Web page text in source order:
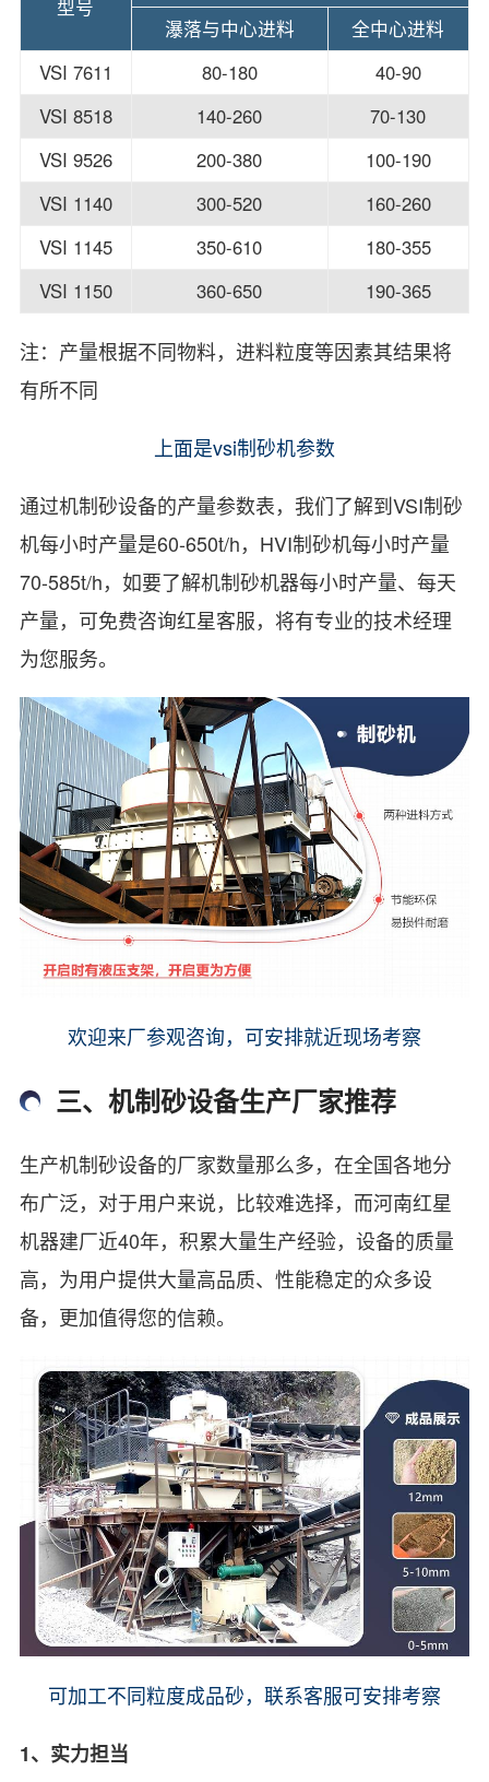
型号
瀑落与中心进料
全中心进料
VSI 7611
80-180
40-90
VSI 8518
140-260
70-130
VSI 9526
200-380
100-190
VSI 1140
300-520
160-260
VSI 1145
350-610
180-355
VSI 1150
360-650 190-365
注：产量根据不同物料，进料粒度等因素其结果将
有所不同
上面是vsi制砂机参数
通过机制砂设备的产量参数表，我们了解到VSI制砂
机每小时产量是60-650t/h，HVI制砂机每小时产量
70-585t/h，如要了解机制砂机器每小时产量、每天
产量，可免费咨询红星客服，将有专业的技术经理
为您服务。
欢迎来厂参观咨询，可安排就近现场考察
三、机制砂设备生产厂家推荐
生产机制砂设备的厂家数量那么多，在全国各地分
布广泛，对于用户来说，比较难选择，而河南红星
机器建厂近40年，积累大量生产经验，设备的质量
高，为用户提供大量高品质、性能稳定的众多设
备，更加值得您的信赖。
可加工不同粒度成品砂，联系客服可安排考察
1、实力担当